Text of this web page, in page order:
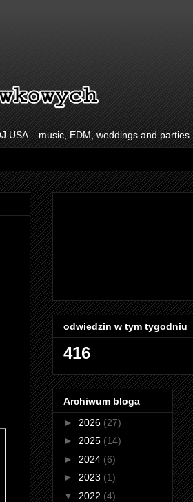
USA – music, EDM, weddings and parties.
odwiedzin w tym tygodniu
416
Archiwum bloga
► 2026 (27)
► 2025 (14)
► 2024 (6)
► 2023 (1)
▼ 2022 (4)